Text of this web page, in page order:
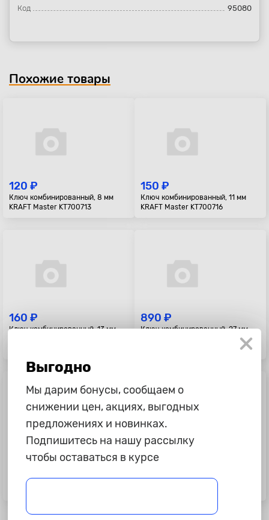
Код 95080
Похожие товары
120 ₽
Ключ комбинированный, 8 мм
KRAFT Master KT700713
150 ₽
Ключ комбинированный, 11 мм
KRAFT Master KT700716
160 ₽
Ключ комбинированный, 13 мм
890 ₽
Ключ комбинированный, 27 мм,
CR-V, холодный штамп, холдер
350 ₽
мм KRAFT KT 700513
450 ₽
CR-V, холодный штамп, холдер
Выгодно
Мы дарим бонусы, сообщаем о
снижении цен, акциях, выгодных
предложениях и новинках.
Подпишитесь на нашу рассылку
чтобы оставаться в курсе